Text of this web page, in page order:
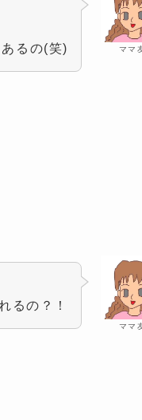
ママ
るの(笑)
ママ
るの？！